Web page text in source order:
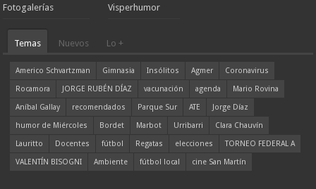
Fotogalerías Visperhumor
Temas Nuevos Lo +
Americo Schvartzman Gimnasia Insólitos Agmer
Coronavirus
Rocamora
JORGE RUBÉN DÍAZ vacunación agenda
Mario Rovina
Aníbal Gallay
recomendados Parque Sur ATE
Jorge Díaz
humor de Miércoles
Bordet Marbot Urribarri
Clara Chauvín
Lauritto
Docentes fútbol Regatas elecciones
TORNEO FEDERAL A
VALENTÍN BISOGNI
Ambiente fútbol local cine San Martín